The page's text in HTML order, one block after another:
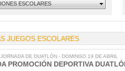
ESCOLARES
JUEGOS ESCOLARES
DE DUATLÓN - DOMINGO 19 DE ABRIL
PROMOCIÓN DEPORTIVA